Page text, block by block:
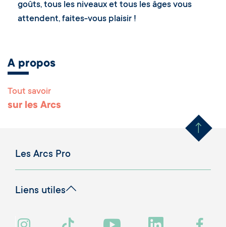
goûts, tous les niveaux et tous les âges vous
attendent, faites-vous plaisir !
A propos
Tout savoir
sur les Arcs Remonter
Les Arcs Pro
Liens utiles